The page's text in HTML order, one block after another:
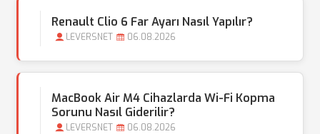
Renault Clio 6 Far Ayarı Nasıl Yapılır?
LEVERSNET 06.08.2026
MacBook Air M4 Cihazlarda Wi-Fi Kopma
Sorunu Nasıl Giderilir?
LEVERSNET 06.08.2026